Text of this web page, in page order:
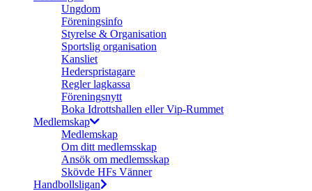
Ungdom
Föreningsinfo
Styrelse & Organisation
Sportslig organisation
Kansliet
Hederspristagare
Regler lagkassa
Föreningsnytt
Boka Idrottshallen eller Vip-Rummet
Medlemskap
Medlemskap
Om ditt medlemsskap
Ansök om medlemsskap
Skövde HFs Vänner
Handbollsligan